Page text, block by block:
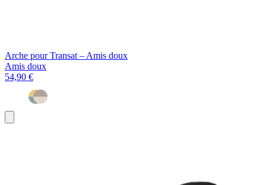
Arche pour Transat – Amis doux
Amis doux
54,90 €
au